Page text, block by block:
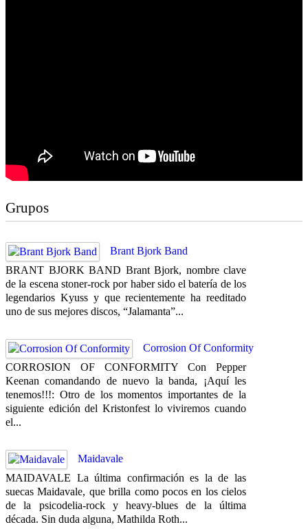
Grupos
Brant Bjork Band
BRANT BJORK BAND Brant Bjork, nombre clave
de la escena stoner-rock por haber sido el batería de los
legendarios Kyuss y que recientemente ha reeditado
uno de sus mejores discos, “Jalamanta”...
Corrosion Of Conformity
CORROSION OF CONFORMITY Con Pepper
Keenan comandando de nuevo la banda, ¡Aquí les
tenemos!!!: Otro de los momentos importantes de la
siguiente edición del Kristonfest lo viviremos cuando
el...
Maidavale
MAIDAVALE La última confirmación es la de las
suecas Maidavale, que brilla como pocos en los cielos
de la psicodelia-rock y heavy-blues de la última
década. Sin duda alguna, Mathilda Roth...